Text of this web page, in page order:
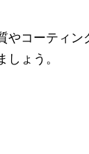
やコーティン
ょう。